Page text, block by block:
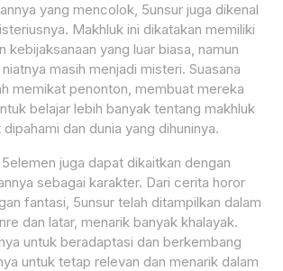
yang mencolok, 5unsur juga dikenal
Makhluk ini dikatakan memiliki
kebijaksanaan yang luar biasa, namun
masih menjadi misteri. Suasana
memikat penonton, membuat mereka
belajar lebih banyak tentang makhluk
dan dunia yang dihuninya.
juga dapat dikaitkan dengan
sebagai karakter. Dari cerita horor
fantasi, 5unsur telah ditampilkan dalam
dan latar, menarik banyak khalayak.
untuk beradaptasi dan berkembang
untuk tetap relevan dan menarik dalam